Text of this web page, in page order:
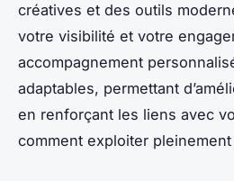
créatives et des outils
votre visibilité et votre
accompagnement
adaptables, permettant
en renforçant les liens avec
comment exploiter